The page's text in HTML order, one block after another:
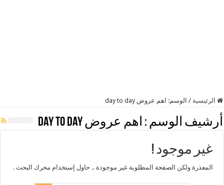
الرئيسية / الوسم: اهم عروض day to day
أرشيف الوسم : اهم عروض day to day
غير موجود !
المعذرة ولكن الصفحة المطلوبة غير موجودة .. حاول إستخدام محرك البحث .